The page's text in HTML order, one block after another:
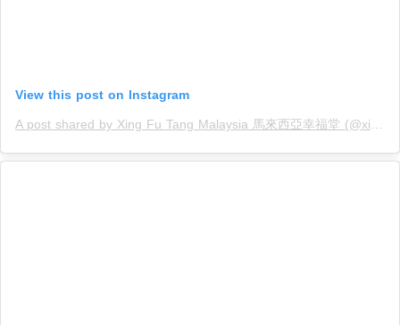
View this post on Instagram